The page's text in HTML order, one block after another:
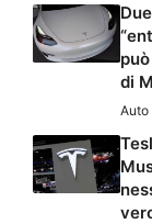
di